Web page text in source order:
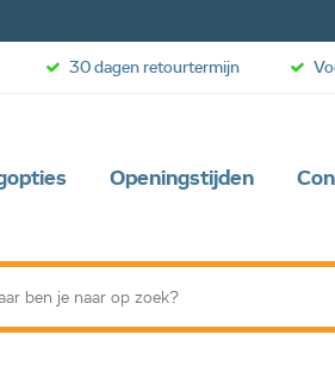
Openingstijden
30 dagen retourtermijn